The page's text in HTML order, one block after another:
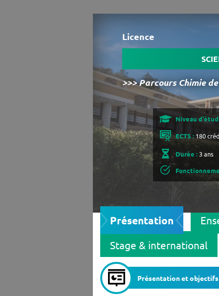
Licence
>>> Parcours Chimie
Niveau
ECTS :180
Durée :3 ans
Présentation
Stage & international
Présentation et objectifs